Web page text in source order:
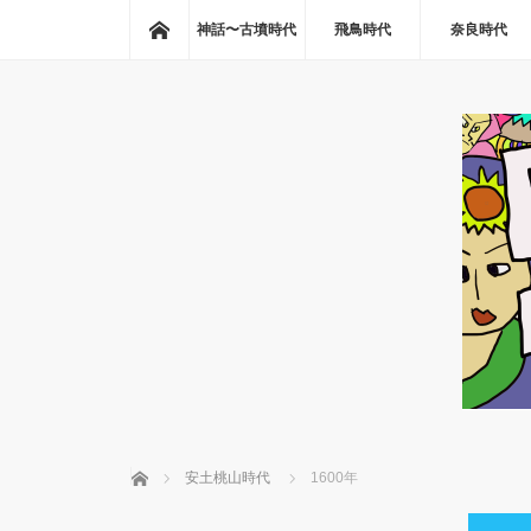
ホーム
神話〜古墳時代 飛鳥時代 奈良時代
ホーム 安土桃山時代 1600年